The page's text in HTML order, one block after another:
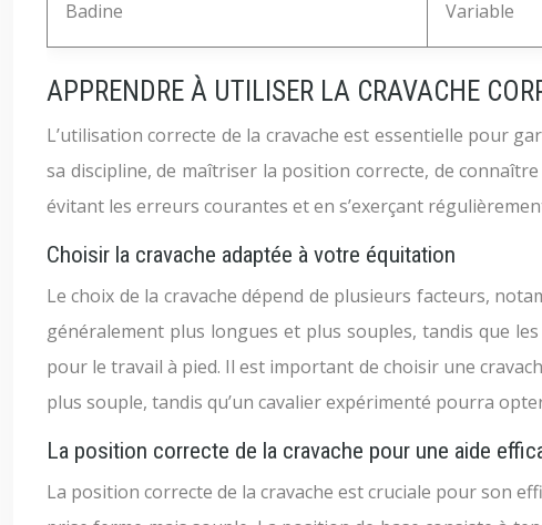
Badine Variable
APPRENDRE À UTILISER LA CRAVACHE
L’utilisation correcte de la cravache est essentielle pour
sa discipline, de maîtriser la position correcte, de
évitant les erreurs courantes et en s’exerçant
Choisir la cravache adaptée à votre équitation
Le choix de la cravache dépend de plusieurs facteurs,
généralement plus longues et plus souples, tandis que
pour le travail à pied. Il est important de choisir une
plus souple, tandis qu’un cavalier expérimenté pourra
La position correcte de la cravache pour une aide
La position correcte de la cravache est cruciale pour son